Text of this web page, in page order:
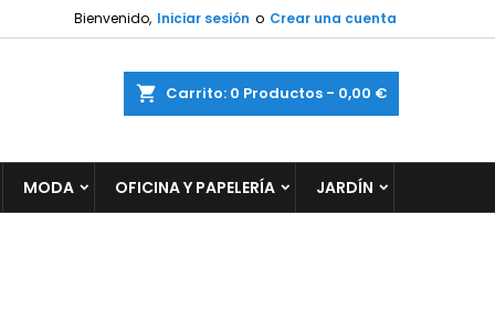
Bienvenido, Iniciar sesión o Crear una cuenta
Carrito 0 Productos - 0,00 €
MODA OFICINA Y PAPELERÍA JARDÍN